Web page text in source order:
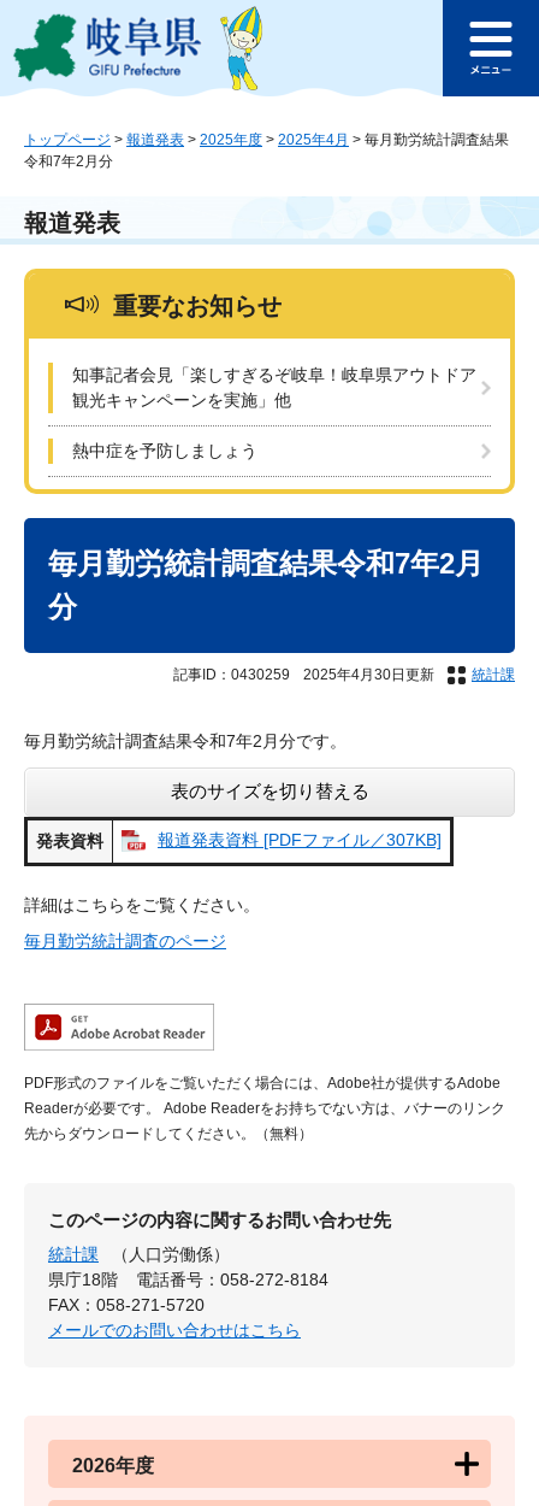
ジ
ュ
本
このページの本文へ
ュ
トップページ > 報道発表 > 2025年度 > 2025年4月 > 毎月勤労統計調査結果
令和7年2月分
報道発表
重要なお知らせ
知事記者会見「楽しすぎるぞ岐阜！岐阜県アウトドア
観光キャンペーンを実施」他
熱中症を予防しましょう
毎月勤労統計調査結果令和7年2月
分
記事ID：0430259 2025年4月30日更新 統計課
毎月勤労統計調査結果令和7年2月分です。
表のサイズを切り替える
発表資料 報道発表資料 [PDFファイル／307KB]
詳細はこちらをご覧ください。
毎月勤労統計調査のページ
PDF形式のファイルをご覧いただく場合には、Adobe社が提供するAdobe
Readerが必要です。
Adobe Readerをお持ちでない方は、バナーのリンク
先からダウンロードしてください。（無料）
このページの内容に関するお問い合わせ先
統計課
（人口労働係）
県庁18階
電話番号：058-272-8184
FAX：058-271-5720
メールでのお問い合わせはこちら
2026年度